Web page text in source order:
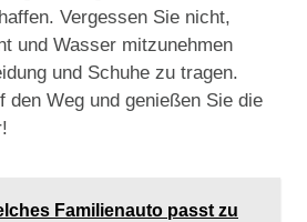
Vergessen Sie nicht,
und Wasser mitzunehmen
und Schuhe zu tragen.
den Weg und genießen Sie die
Familienauto passt zu